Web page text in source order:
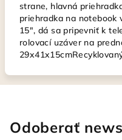
strane, hlavná
priehradka na notebook
15", dá sa pripevniť k
rolovací uzáver na
Odoberať